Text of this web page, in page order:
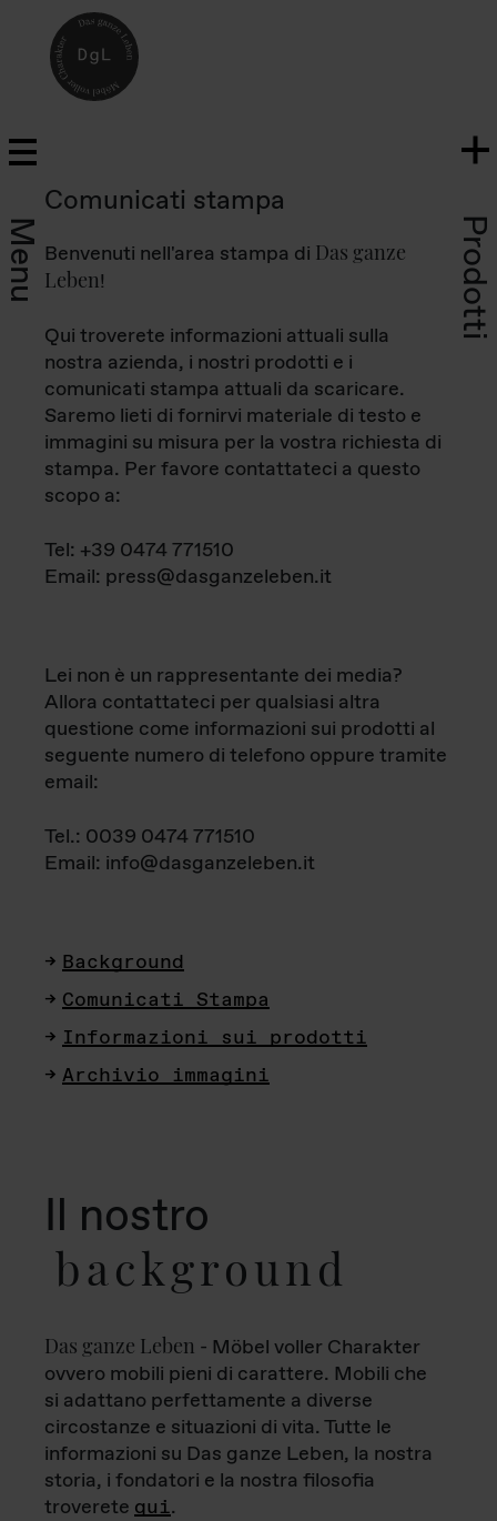
Menu Prodotti
Comunicati stampa
Benvenuti nell'area stampa di Das ganze
Leben!
Qui troverete informazioni attuali sulla
nostra azienda, i nostri prodotti e i
comunicati stampa attuali da scaricare.
Saremo lieti di fornirvi materiale di testo e
immagini su misura per la vostra richiesta di
stampa. Per favore contattateci a questo
scopo a:
Tel: +39 0474 771510
Email: press@dasganzeleben.it
Lei non è un rappresentante dei media?
Allora contattateci per qualsiasi altra
questione come informazioni sui prodotti al
seguente numero di telefono oppure tramite
email:
Tel.: 0039 0474 771510
Email: info@dasganzeleben.it
Background
Comunicati Stampa
Informazioni sui prodotti
Archivio immagini
Il nostro
background
Das ganze Leben - Möbel voller Charakter
ovvero mobili pieni di carattere. Mobili che
si adattano perfettamente a diverse
circostanze e situazioni di vita. Tutte le
informazioni su Das ganze Leben, la nostra
storia, i fondatori e la nostra filosofia
troverete qui.